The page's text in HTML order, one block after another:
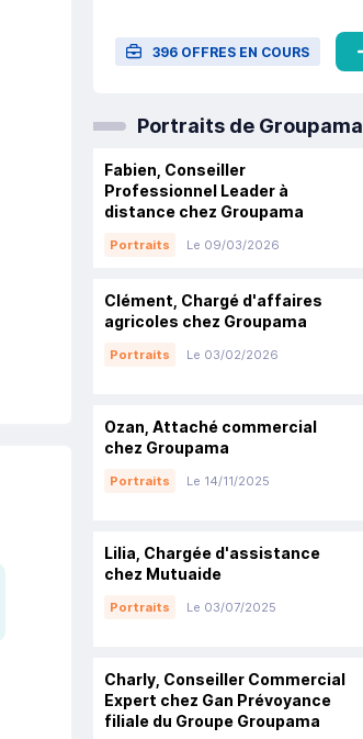
396 OFFRES EN COURS
Portraits de Groupama
Fabien, Conseiller
Professionnel Leader à
distance chez Groupama
Portraits Le 09/03/2026
Clément, Chargé d'affaires
agricoles chez Groupama
Portraits Le 03/02/2026
Ozan, Attaché commercial
chez Groupama
Portraits Le 14/11/2025
Lilia, Chargée d'assistance
chez Mutuaide
Portraits Le 03/07/2025
Charly, Conseiller Commercial
Expert chez Gan Prévoyance
filiale du Groupe Groupama